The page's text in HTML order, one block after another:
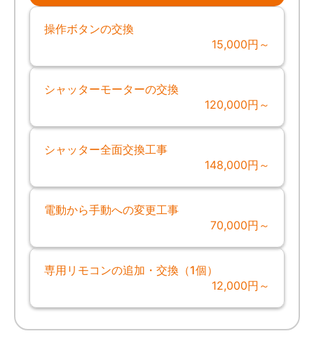
操作ボタンの交換
15,000円～
シャッターモーターの交換
120,000円～
シャッター全面交換工事
148,000円～
電動から手動への変更工事
70,000円～
専用リモコンの追加・交換（1個）
12,000円～